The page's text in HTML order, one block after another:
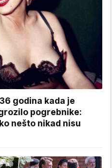
godina kada je
pogrebnike:
nešto nikad nisu